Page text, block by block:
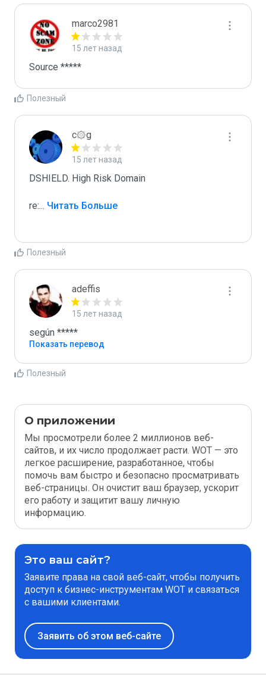
marco2981
15 лет назад
Source *****
Полезный
c۞g
15 лет назад
DSHIELD. High Risk Domain
re:... Читать Больше
Полезный
adeffis
15 лет назад
según *****
Показать перевод
Полезный
О приложении
Мы просмотрели более 2 миллионов веб-
сайтов, и их число продолжает расти. WOT — это
легкое расширение, разработанное, чтобы
помочь вам быстро и безопасно просматривать
веб-страницы. Он очистит ваш браузер, ускорит
его работу и защитит вашу личную
информацию.
Это ваш сайт?
Заявите права на свой веб-сайт, чтобы получить
доступ к бизнес-инструментам WOT и связаться
с вашими клиентами.
Заявить об этом веб-сайте